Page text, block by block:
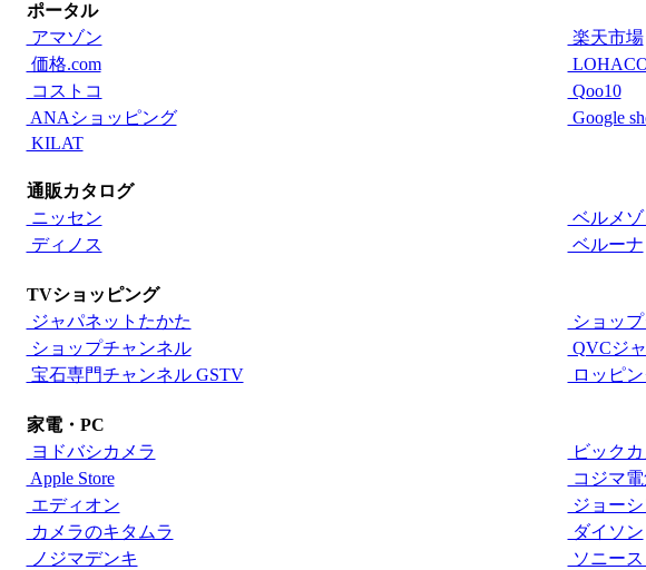
ポータル
アマゾン
楽天市場
価格.com
コストコ
Qoo10
ANAショッピング
Google
KILAT
通販カタログ
ニッセン
ベルメゾ
ディノス
ベルーナ
TVショッピング
ジャパネットたかた
ショッ
ショップチャンネル
QVCジ
宝石専門チャンネル GSTV
ロッピ
家電・PC
ヨドバシカメラ
ビック
Apple Store
コジマ
エディオン
ジョーシ
カメラのキタムラ
ダイソン
ノジマデンキ
ソニー